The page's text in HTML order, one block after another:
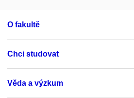
O fakultě
Chci studovat
Věda a výzkum